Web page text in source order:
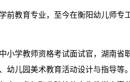
教育专业，至今在衡阳幼儿师
学教师资格考试面试官，湖南
儿园美术教育活动设计与指导